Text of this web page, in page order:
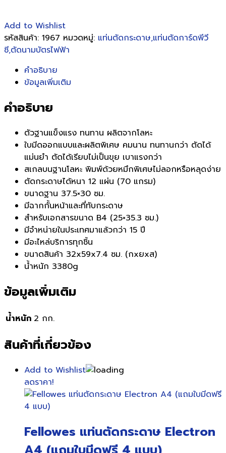
Add to Wishlist
รหัสสินค้า: 1967 หมวดหมู่: แท่นตัดกระดาษ,แท่นตัดการ์ดพีวี
ซี,ตัดนามบัตรไฟฟ้า
คำอธิบาย
ข้อมูลเพิ่มเติม
คำอธิบาย
ตัวฐานแข็งแรง ทนทาน ผลิตจากโลหะ
ใบมีดออกแบบและผลิตพิเศษ คมนาน ทนทานกว่า ตัดได้
แม่นยำ ตัดได้เรียบไม่เป็นขุย เบาแรงกว่า
สเกลบนฐานโลหะ พิมพ์ด้วยหมึกพิเศษไม่ลอกหรือหลุดง่าย
ตัดกระดาษได้หนา 12 แผ่น (70 แกรม)
ขนาดฐาน 37.5×30 ซม.
มีฉากกั้นหน้าและที่ทับกระดาษ
สำหรับเอกสารขนาด B4 (25×35.3 ซม.)
มีจำหน่ายในประเทศมาแล้วกว่า 15 ปี
มีอะไหล่บริการทุกชิ้น
ขนาดสินค้า 32x59x7.4 ซม. (กxยxส)
น้ำหนัก 3380g
ข้อมูลเพิ่มเติม
น้ำหนัก 2 กก.
สินค้าที่เกี่ยวข้อง
Add to Wishlist
ลดราคา!
Fellowes แท่นตัดกระดาษ Electron